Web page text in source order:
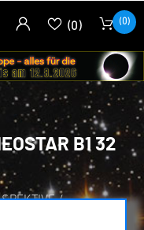
(0) (0)
B1 32
/